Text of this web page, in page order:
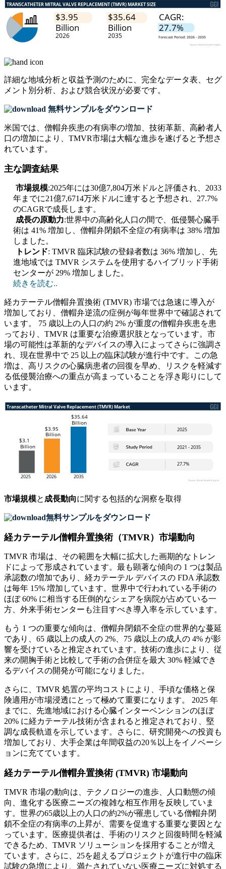
詳細な地域分析と収益予測のために、 完全なデータ表、セグ
メント別分析、および競合状況が必要です。
無料サンプルをダウンロード
米国では、僧帽弁疾患の有病率の増加、技術革新、高齢者人
口の増加により、TMVR市場は大幅な進歩を遂げると予想さ
れています。
主な調査結果
市場規模:2025年には30億7,804万米ドルと評価され、2033
年までに21億7,6714万米ドルに達すると予想され、27.7%
のCAGRで成長します。
成長の原動力:世界中の高齢化人口の間で、低侵襲心臓手
術は 41% 増加し、僧帽弁閉鎖不全症の有病率は 38% 増加
しました。
トレンド: TMVR 臨床試験の登録者数は 36% 増加し、先
進地域では TMVR システムを使用するハイブリッド手術
センターが 29% 増加しました。
続きを読む..
経カテーテル僧帽弁置換術 (TMVR) 市場では急速に導入が
増加しており、僧帽弁逆流の症例が毎年世界中で確認されて
います。 75 歳以上の人口の約 2% が重度の僧帽弁疾患を患
っており、TMVR は重要な治療選択肢となっています。市
場の可能性は革新的なデバイスの導入によってさらに強調さ
れ、現在世界中で 25 以上の臨床試験が進行中です。この急
増は、高リスクの心臓病患者の回復を早め、リスクを軽減す
る低侵襲治療への重点が高まっていることを浮き彫りにして
います。
市場規模と成長動向に関する包括的な洞察を取得
無料サンプルをダウンロード
経カテーテル僧帽弁置換術（TMVR）市場動向
TMVR 市場は、その範囲を大幅に拡大した画期的なトレン
ドによって形成されています。最も顕著な傾向の 1 つは製品
承認数の増加であり、経カテーテル デバイスの FDA 承認数
は毎年 15% 増加しています。世界中で行われている手術の
ほぼ 60% に相当する圧倒的なシェアを病院が占めている一
方、外来手術センターも注目すべき導入率を示しています。
もう 1 つの重要な傾向は、僧帽弁閉鎖不全症の世界的な蔓延
であり、65 歳以上の成人の 2%、75 歳以上の成人の 4% が影
響を受けていると推定されています。技術の進歩により、従
来の開胸手術と比較して手術の合併症を最大 30% 軽減でき
るデバイスの開発が可能になりました。
さらに、TMVR 処置の平均コストにより、手頃な価格と保
険適用が市場浸透にとって極めて重要になります。 2025 年
までに、先進地域における心臓インターベンションのほぼ
20% に経カテーテル技術が含まれると推定されており、堅
調な成長軌道を示しています。さらに、研究開発への投資も
増加しており、大手企業は年間収益の20％以上をイノベーシ
ョンに充てています。
経カテーテル僧帽弁置換術 (TMVR) 市場動向
TMVR 市場の動向は、テクノロジーの進歩、人口動態の傾
向、進化する医療ニーズの複雑な相互作用を反映していま
す。世界の65歳以上の人口の約2%が罹患している僧帽弁閉
鎖不全症の有病率の上昇が、需要を促進する重要な要因とな
っています。医療提供者は、手術のリスクと回復時間を軽減
できるため、TMVR ソリューションを採用することが増え
ています。さらに、25を超えるプロジェクトが進行中の臨床
試験の急増により、満たされていない医療ニーズに対処する